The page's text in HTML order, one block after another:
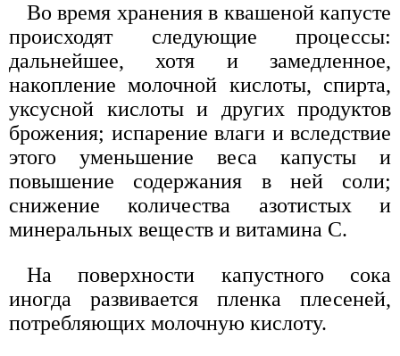
Во время хранения в квашеной капусте
происходят следующие процессы:
дальнейшее, хотя и замедленное,
накопление молочной кислоты, спирта,
уксусной кислоты и других продуктов
брожения; испарение влаги и вследствие
этого уменьшение веса капусты и
повышение содержания в ней соли;
снижение количества азотистых и
минеральных веществ и витамина С.
На поверхности капустного сока
иногда развивается пленка плесеней,
потребляющих молочную кислоту.